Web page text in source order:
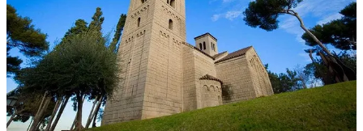
Albert Einstein
2
Compartir